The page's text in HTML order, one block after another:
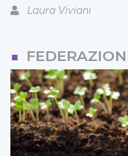
Laura Viviani